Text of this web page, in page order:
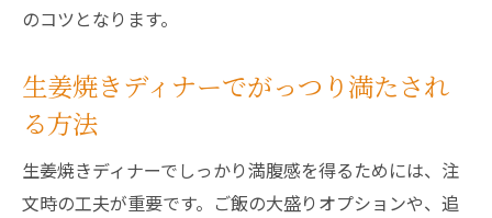
のコツとなります。
生姜焼きディナーでがっつり満たされ
る方法
生姜焼きディナーでしっかり満腹感を得るためには、注
文時の工夫が重要です。ご飯の大盛りオプションや、追